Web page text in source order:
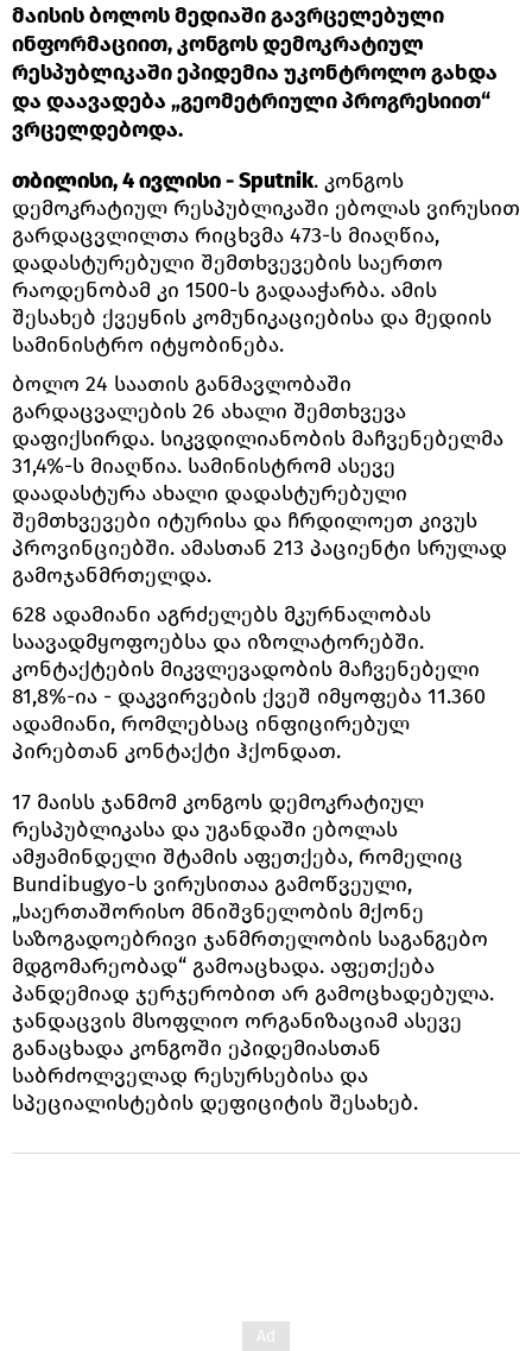
მაისის ბოლოს მედიაში გავრცელებული
ინფორმაციით, კონგოს დემოკრატიულ
რესპუბლიკაში ეპიდემია უკონტროლო გახდა
და დაავადება „გეომეტრიული პროგრესიით“
ვრცელდებოდა.
თბილისი, 4 ივლისი - Sputnik. კონგოს
დემოკრატიულ რესპუბლიკაში ებოლას ვირუსით
გარდაცვლილთა რიცხვმა 473-ს მიაღწია,
დადასტურებული შემთხვევების საერთო
რაოდენობამ კი 1500-ს გადააჭარბა. ამის
შესახებ ქვეყნის კომუნიკაციებისა და მედიის
სამინისტრო იტყობინება.
ბოლო 24 საათის განმავლობაში
გარდაცვალების 26 ახალი შემთხვევა
დაფიქსირდა. სიკვდილიანობის მაჩვენებელმა
31,4%-ს მიაღწია. სამინისტრომ ასევე
დაადასტურა ახალი დადასტურებული
შემთხვევები იტურისა და ჩრდილოეთ კივუს
პროვინციებში. ამასთან 213 პაციენტი სრულად
გამოჯანმრთელდა.
628 ადამიანი აგრძელებს მკურნალობას
საავადმყოფოებსა და იზოლატორებში.
კონტაქტების მიკვლევადობის მაჩვენებელი
81,8%-ია - დაკვირვების ქვეშ იმყოფება 11.360
ადამიანი, რომლებსაც ინფიცირებულ
პირებთან კონტაქტი ჰქონდათ.
17 მაისს ჯანმომ კონგოს დემოკრატიულ
რესპუბლიკასა და უგანდაში ებოლას
ამჟამინდელი შტამის აფეთქება, რომელიც
Bundibugyo-ს ვირუსითაა გამოწვეული,
„საერთაშორისო მნიშვნელობის მქონე
საზოგადოებრივი ჯანმრთელობის საგანგებო
მდგომარეობად“ გამოაცხადა. აფეთქება
პანდემიად ჯერჯერობით არ გამოცხადებულა.
ჯანდაცვის მსოფლიო ორგანიზაციამ ასევე
განაცხადა კონგოში ეპიდემიასთან
საბრძოლველად რესურსებისა და
სპეციალისტების დეფიციტის შესახებ.